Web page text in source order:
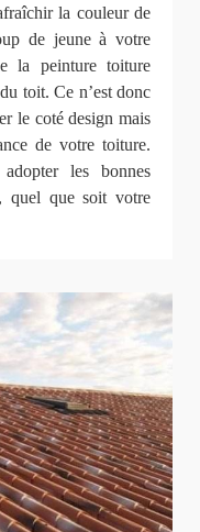
la couleur de
de jeune à votre
la peinture toiture
toit. Ce n’est donc
le coté design mais
de votre toiture.
les bonnes
quel que soit votre